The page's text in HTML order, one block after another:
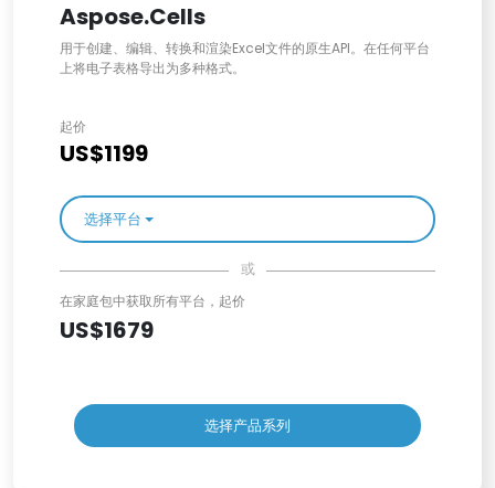
Aspose.Cells
用于创建、编辑、转换和渲染Excel文件的原生API。在任何平台
上将电子表格导出为多种格式。
起价
US$1199
选择平台
或
在家庭包中获取所有平台，起价
US$1679
选择产品系列